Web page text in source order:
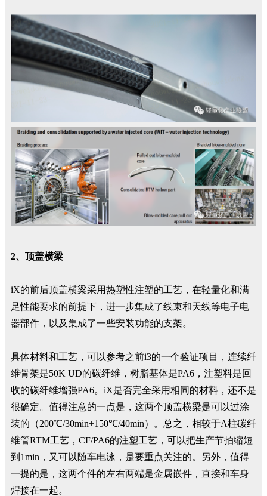
2、顶盖横梁
iX的前后顶盖横梁采用热塑性注塑的工艺，在轻量化和满
足性能要求的前提下，进一步集成了线束和天线等电子电
器部件，以及集成了一些安装功能的支架。
具体材料和工艺，可以参考之前i3的一个验证项目，连续纤
维骨架是50K UD的碳纤维，树脂基体是PA6，注塑料是回
收的碳纤维增强PA6。iX是否完全采用相同的材料，还不是
很确定。值得注意的一点是，这两个顶盖横梁是可以过涂
装的（200℃/30min+150℃/40min）。总之，相较于A柱碳纤
维管RTM工艺，CF/PA6的注塑工艺，可以把生产节拍缩短
到1min，又可以随车电泳，是要重点关注的。另外，值得
一提的是，这两个件的左右两端是金属嵌件，直接和车身
焊接在一起。